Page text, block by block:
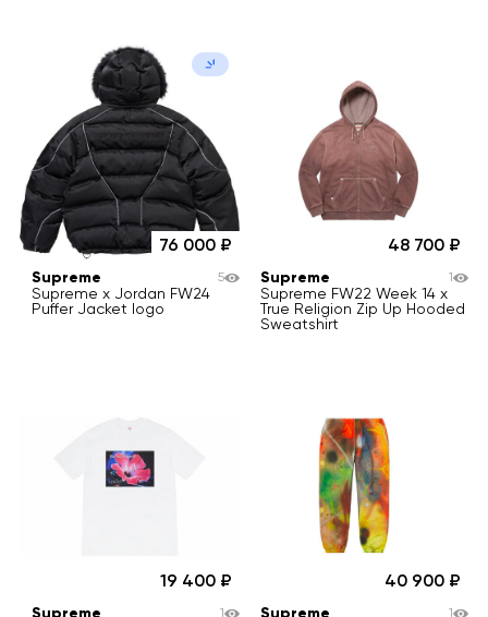
76 000
Supreme
Supreme x Jordan FW24
Puffer Jacket logo
5
48 700
Supreme
Supreme FW22 Week 14 x
True Religion Zip Up Hooded
Sweatshirt
1
19 400
Supreme
1
40 900
Supreme
1